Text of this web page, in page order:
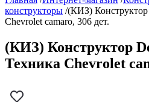
конструкторы /(КИЗ)
Chevrolet camaro, 306 дет.
(КИЗ) Конструктор
Техника Chevrolet